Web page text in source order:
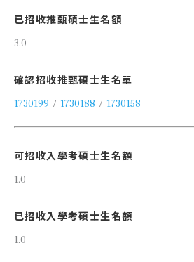
已招收推甄碩士生名額
3.0
確認招收推甄碩士生名單
1730199 / 1730188 / 1730158
可招收入學考碩士生名額
1.0
已招收入學考碩士生名額
1.0